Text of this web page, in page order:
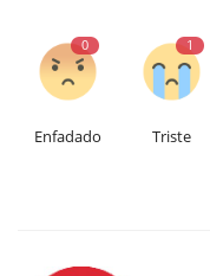
0
Enfadado
1
Triste